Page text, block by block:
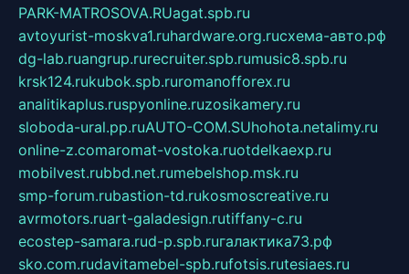
PARK-MATROSOVA.RUagat.spb.ru
avtoyurist-moskva1.ruhardware.org.ruсхема-авто.рф
dg-lab.ruangrup.rurecruiter.spb.rumusic8.spb.ru
krsk124.rukubok.spb.ruromanofforex.ru
analitikaplus.ruspyonline.ruzosikamery.ru
sloboda-ural.pp.ruAUTO-COM.SUhohota.netalimy.ru
online-z.comaromat-vostoka.ruotdelkaexp.ru
mobilvest.rubbd.net.rumebelshop.msk.ru
smp-forum.rubastion-td.rukosmoscreative.ru
avrmotors.ruart-galadesign.rutiffany-c.ru
ecostep-samara.rud-p.spb.ruгалактика73.рф
sko.com.rudavitamebel-spb.rufotsis.rutesiaes.ru